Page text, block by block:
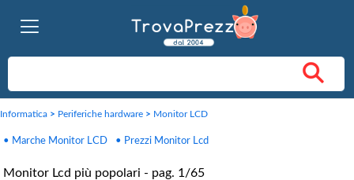
Informatica > Periferiche hardware > Monitor LCD
• Marche Monitor LCD • Prezzi Monitor Lcd
Monitor Lcd più popolari - pag. 1/65